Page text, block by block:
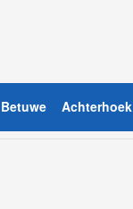
Betuwe Achterhoek